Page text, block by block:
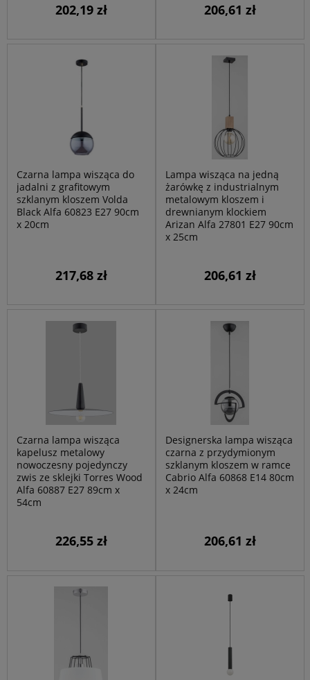
202,19 zł 206,61 zł
Czarna lampa wisząca do
jadalni z grafitowym
szklanym kloszem Volda
Black Alfa 60823 E27 90cm
x 20cm
217,68 zł
Lampa wisząca na jedną
żarówkę z industrialnym
metalowym kloszem i
drewnianym klockiem
Arizan Alfa 27801 E27 90cm
x 25cm
206,61 zł
Czarna lampa wisząca
kapelusz metalowy
nowoczesny pojedynczy
zwis ze sklejki Torres Wood
Alfa 60887 E27 89cm x
54cm
226,55 zł
Designerska lampa wisząca
czarna z przydymionym
szklanym kloszem w ramce
Cabrio Alfa 60868 E14 80cm
x 24cm
206,61 zł